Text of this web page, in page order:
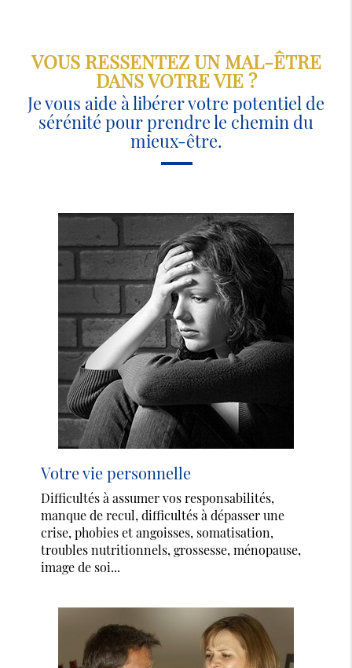
VOUS RESSENTEZ UN MAL-ÊTRE
DANS VOTRE VIE ?
Je vous aide à libérer votre potentiel de
sérénité pour prendre le chemin du
mieux-être.
Votre vie personnelle
Difficultés à assumer vos responsabilités,
manque de recul, difficultés à dépasser une
crise, phobies et angoisses, somatisation,
troubles nutritionnels, grossesse, ménopause,
image de soi...